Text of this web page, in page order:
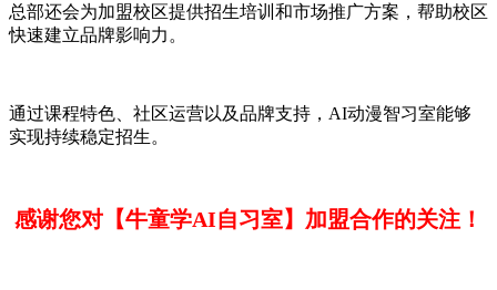
总部还会为加盟校区提供招生培训和市场推广方案，帮助校区
快速建立品牌影响力。
通过课程特色、社区运营以及品牌支持，AI动漫智习室能够
实现持续稳定招生。
感谢您对【牛童学AI自习室】加盟合作的关注！